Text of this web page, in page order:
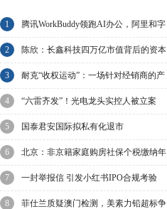
1 腾讯WorkBuddy领跑AI办公，阿里和字
节急了？
2 陈欣：长鑫科技四万亿市值背后的资本
与周期
3 耐克“收权运动”：一场针对经销商的产
业链价值重估
4 “六雷齐发”！光电龙头实控人被立案
5 国泰君安国际拟私有化退市
6 北京：非京籍家庭购房社保个税缴纳年
限下调为一年，公积金贷款额度最高340
万元
7 一封举报信 引发小红书IPO合规考验
8 菲仕兰质疑澳门检测，美素力铅超标争